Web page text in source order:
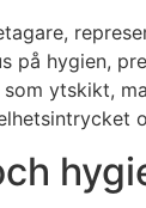
på hygien,
ytskikt,